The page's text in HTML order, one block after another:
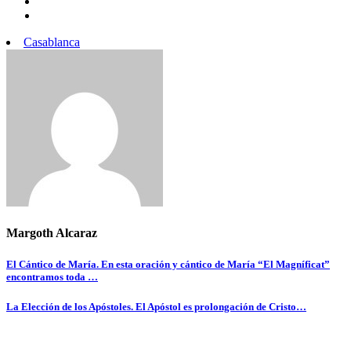
Casablanca
Margoth Alcaraz
Navegación
de
entradas
El Cántico de María. En esta oración y cántico de María “El Magníficat”
encontramos toda …
La Elección de los Apóstoles. El Apóstol es prolongación de Cristo…